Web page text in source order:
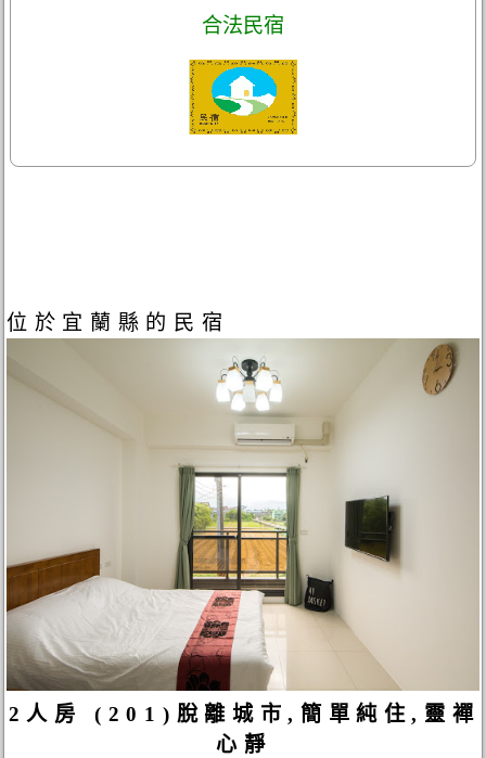
合法民宿
位於宜蘭縣的民宿
2人房 (201)脫離城市,簡單純住,靈襌
心靜